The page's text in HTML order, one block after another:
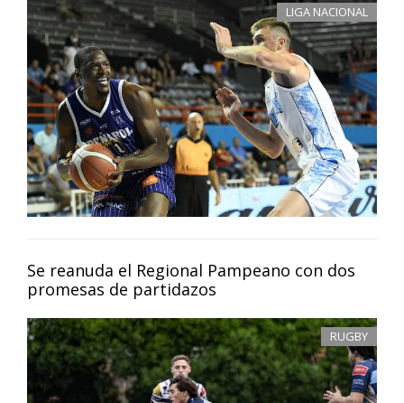
LIGA NACIONAL
Se reanuda el Regional Pampeano con dos
promesas de partidazos
RUGBY